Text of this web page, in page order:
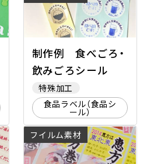
制作例 食べごろ・
飲みごろシール
特殊加工
食品ラベル（食品シ
ール）
フイルム素材